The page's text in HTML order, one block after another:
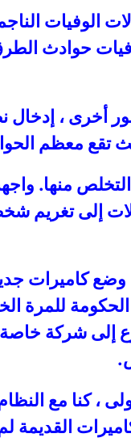
الوفيات
ذلك ، من بين
تقع معظم
في عام 2006 ولكن
إلى تغريم
للمرة
شركة خاصة.
، كنا مع
القديمة